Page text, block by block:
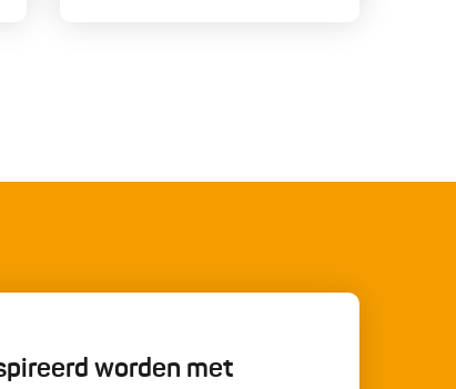
worden met